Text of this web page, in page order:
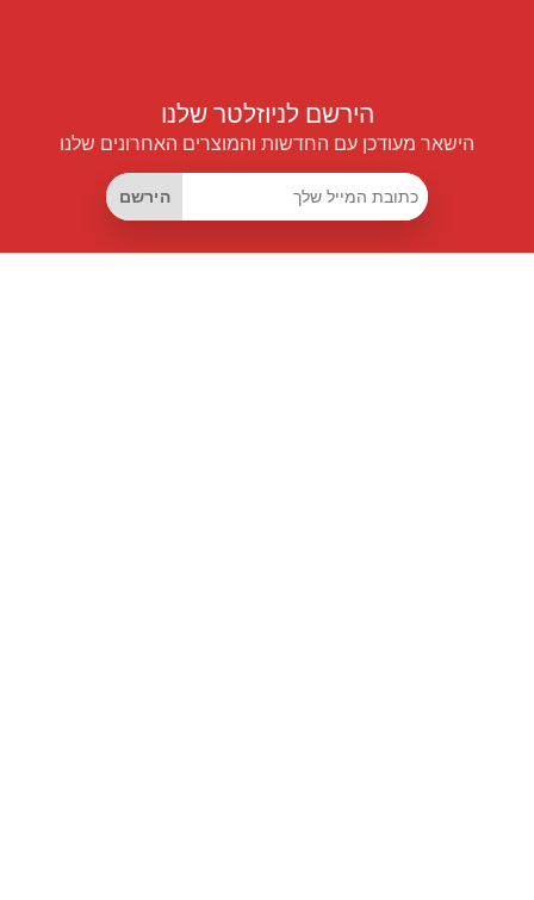
הירשם לניוזלטר שלנו
הישאר מעודכן עם החדשות והמוצרים האחרונים שלנו
הירשם